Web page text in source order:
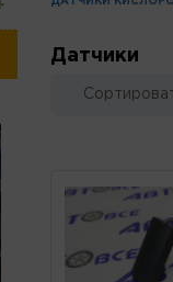
Датчики